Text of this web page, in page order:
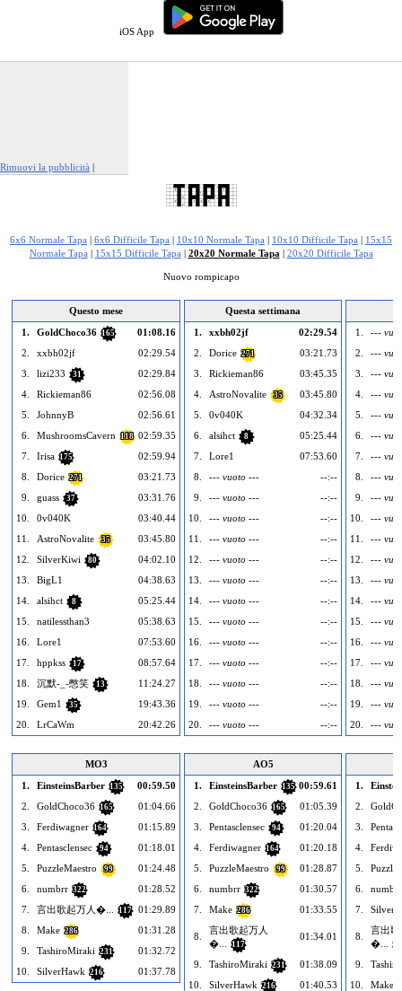
iOS App
Rimuovi la pubblicità |
6x6 Normale Tapa | 6x6 Difficile Tapa | 10x10 Normale Tapa | 10x10 Difficile Tapa | 15x15
Normale Tapa | 15x15 Difficile Tapa | 20x20 Normale Tapa | 20x20 Difficile Tapa
Nuovo rompicapo
Questo mese
1.
GoldChoco36 165
01:08.16
2.
xxbh02jf
02:29.54
3.
lizi233 31
02:29.84
4.
Rickieman86
02:56.08
5.
JohnnyB
02:56.61
6.
MushroomsCavern 118 02:59.35
7.
Irisa 175
02:59.94
8.
Dorice 271
03:21.73
9.
guass 37
03:31.76
10.
0v040K
03:40.44
11.
AstroNovalite 35
03:45.80
12.
SilverKiwi 80
04:02.10
13.
BigL1
04:38.63
14.
alsihct 8
05:25.44
15.
natilessthan3
05:38.63
16.
Lore1
07:53.60
17.
hppkss 17
08:57.64
18.
沉默-_-憋笑 13
11:24.27
19.
Gem1 35
19:43.36
20.
LrCaWm 20:42.26
Questa settimana
1.
xxbh02jf
02:29.54
2.
Dorice 271
03:21.73
3.
Rickieman86
03:45.35
4.
AstroNovalite 35
03:45.80
5.
0v040K
04:32.34
6.
alsihct 8
05:25.44
7.
Lore1
07:53.60
8.
--- vuoto ---
--:--
9.
--- vuoto ---
--:--
10.
--- vuoto ---
--:--
11.
--- vuoto ---
--:--
12.
--- vuoto ---
--:--
13.
--- vuoto ---
--:--
14.
--- vuoto ---
--:--
15.
--- vuoto ---
--:--
16.
--- vuoto ---
--:--
17.
--- vuoto ---
--:--
18.
--- vuoto ---
--:--
19.
--- vuoto ---
--:--
20.
--- vuoto --- --:--
1.
---
2.
---
3.
---
4.
---
5.
---
6.
---
7.
---
8.
---
9.
---
10.
---
11.
---
12.
---
13.
---
14.
---
15.
---
16.
---
17.
---
18.
---
19.
---
20.
---
MO3
1.
EinsteinsBarber 135
00:59.50
2.
GoldChoco36 165
01:04.66
3.
Ferdiwagner 164
01:15.89
4.
Pentasclensec 94
01:18.01
5.
PuzzleMaestro 99
01:24.48
6.
numbrr 322
01:28.52
7.
言出歌起万人�... 117
01:29.89
8.
Make 286
01:31.28
9.
TashiroMiraki 231
01:32.72
10.
SilverHawk 216 01:37.78
AO5
1.
EinsteinsBarber 135 00:59.61
2.
GoldChoco36 165
01:05.39
3.
Pentasclensec 94
01:20.04
4.
Ferdiwagner 164
01:20.18
5.
PuzzleMaestro 99
01:28.87
6.
numbrr 322
01:30.57
7.
Make 286 01:33.55
8.
言出歌起万人
�...
117
01:34.01
9. TashiroMiraki 231
01:38.09
10.
SilverHawk 216 01:40.53
1.
2.
3.
4.
5.
6.
numbrr
7.
8.
言出
�...
9.
10.
Make